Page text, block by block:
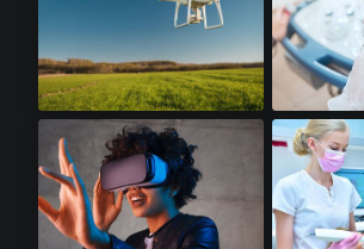
便携式超声波​